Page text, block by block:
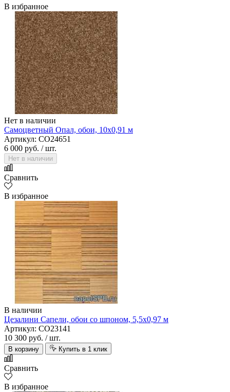
В избранное
Нет в наличии
Самоцветный Опал, обои, 10х0,91 м
Артикул: CO24651
6 000 руб. / шт.
Нет в наличии
Сравнить
В избранное
В наличии
Цезалини Сапели, обои со шпоном, 5,5х0,97 м
Артикул: CO23141
10 300 руб. / шт.
В корзину Купить в 1 клик
Сравнить
В избранное